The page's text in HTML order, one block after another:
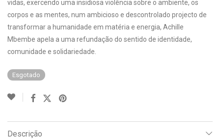
vidas, exercendo uma insidiosa violência sobre o ambiente, os
corpos e as mentes, num ambicioso e descontrolado projecto de
transformar a humanidade em matéria e energia, Achille
Mbembe apela a uma refundação do sentido de identidade,
comunidade e solidariedade.
Esgotado
Descrição